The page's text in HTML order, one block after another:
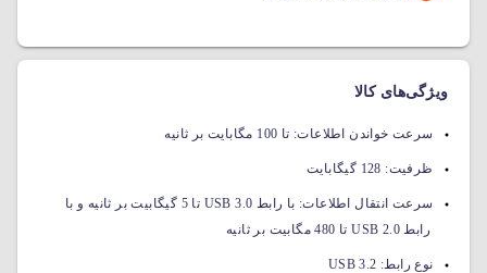
ویژگی‌های کالا
سرعت خواندن اطلاعات: تا 100 مگابایت بر ثانیه
ظرفیت: 128 گیگابایت
سرعت انتقال اطلاعات:
با رابط USB 3.0 تا 5 گیگابیت بر ثانیه و با
رابط USB 2.0 تا 480 مگابیت بر ثانیه
نوع رابط: USB 3.2